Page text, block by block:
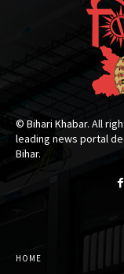
© Bihari Khabar. All
leading news portal
Bihar.
HOME